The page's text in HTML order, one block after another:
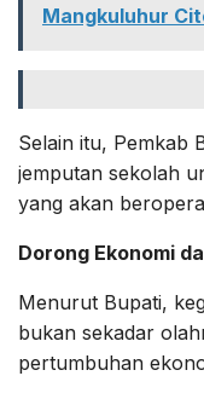
Mangkuluhur
Selain itu, Pemkab
jemputan sekolah
yang akan
Dorong Ekonomi
Menurut Bupati,
bukan sekadar
pertumbuhan